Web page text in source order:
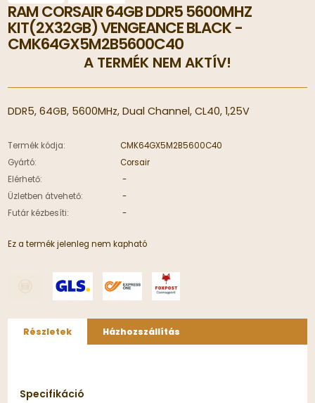
RAM CORSAIR 64GB DDR5 5600MHZ
KIT(2X32GB) VENGEANCE BLACK -
CMK64GX5M2B5600C40
A TERMÉK NEM AKTÍV!
DDR5, 64GB, 5600MHz, Dual Channel, CL40, 1,25V
Termék kódja:
CMK64GX5M2B5600C40
Gyártó:
Corsair
Elérhető:
-
Üzletben átvehető:
-
Futár kézbesíti:
-
Ez a termék jelenleg nem kapható
Részletek Házhozszállítás
Specifikáció